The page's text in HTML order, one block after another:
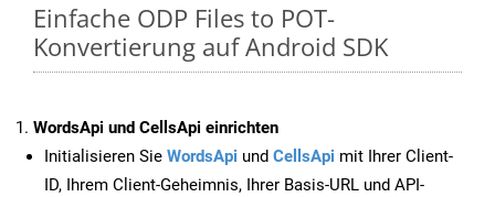
Einfache ODP Files to POT-
Konvertierung auf Android SDK
WordsApi und CellsApi einrichten
Initialisieren Sie WordsApi und CellsApi mit Ihrer Client-
ID, Ihrem Client-Geheimnis, Ihrer Basis-URL und API-